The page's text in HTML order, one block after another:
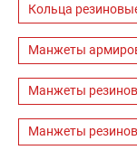
Кольца
Манжеты
Манжеты
Манжеты